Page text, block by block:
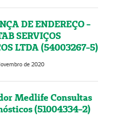
DE ENDEREÇO -
SERVIÇOS
LTDA (54003267-5)
de 2020
Medlife Consultas
(51004334-2)